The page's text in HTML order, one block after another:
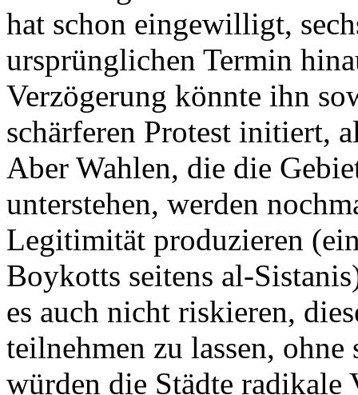
hat schon eingewilligt,
ursprünglichen Termin
Verzögerung könnte ihn
schärferen Protest initiert,
Aber Wahlen, die die
unterstehen, werden
Legitimität produzieren
Boykotts seitens al-
es auch nicht riskieren,
teilnehmen zu lassen,
würden die Städte radikale